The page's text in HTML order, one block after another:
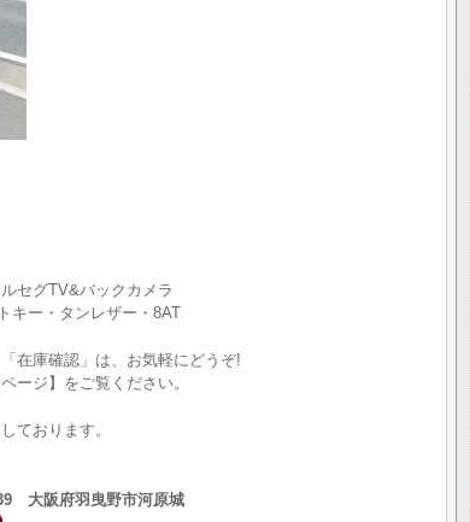
セグTV&バックカメラ
キー・タンレザー・8AT
在庫確認」は、お気軽にどうぞ!
ージ】をご覧ください。
ております。
大阪府羽曳野市河原城